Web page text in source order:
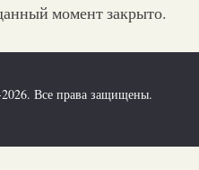
момент закрыто.
Все права защищены.